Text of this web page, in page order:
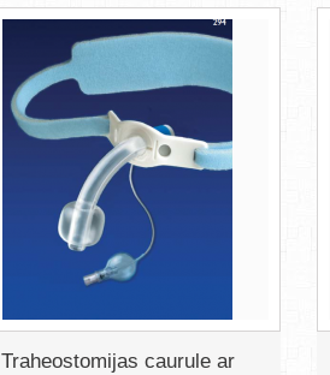
Traheostomijas caurule ar